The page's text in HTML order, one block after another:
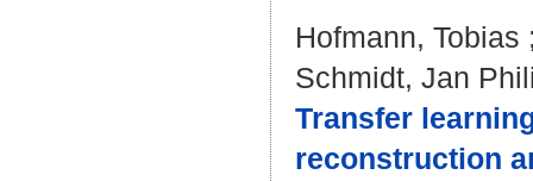
Hofmann, Tobias
Schmidt, Jan
Transfer
reconstruction